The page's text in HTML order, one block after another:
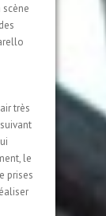
scène
très
le
prises